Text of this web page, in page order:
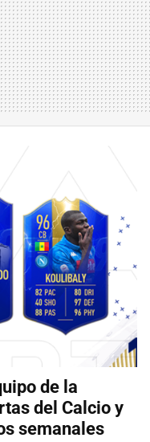
de la
del Calcio y
semanales